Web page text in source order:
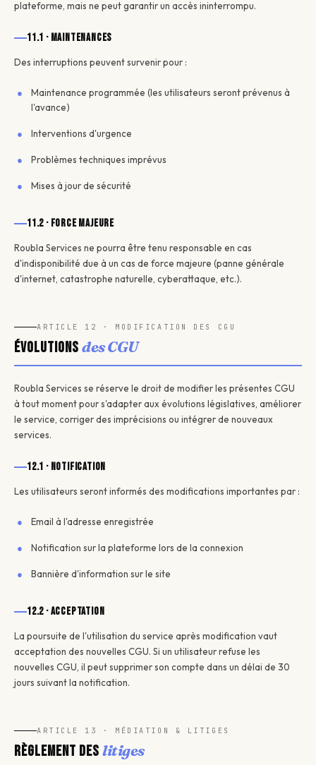
plateforme, mais ne peut garantir un accès ininterrompu.
11.1 · Maintenances
Des interruptions peuvent survenir pour :
Maintenance programmée (les utilisateurs seront prévenus à
l'avance)
Interventions d'urgence
Problèmes techniques imprévus
Mises à jour de sécurité
11.2 · Force majeure
Roubla Services ne pourra être tenu responsable en cas
d'indisponibilité due à un cas de force majeure (panne générale
d'internet, catastrophe naturelle, cyberattaque, etc.).
ARTICLE 12 · MODIFICATION DES CGU
Évolutions des CGU
Roubla Services se réserve le droit de modifier les présentes CGU
à tout moment pour s'adapter aux évolutions législatives, améliorer
le service, corriger des imprécisions ou intégrer de nouveaux
services.
12.1 · Notification
Les utilisateurs seront informés des modifications importantes par :
Email à l'adresse enregistrée
Notification sur la plateforme lors de la connexion
Bannière d'information sur le site
12.2 · Acceptation
La poursuite de l'utilisation du service après modification vaut
acceptation des nouvelles CGU. Si un utilisateur refuse les
nouvelles CGU, il peut supprimer son compte dans un délai de 30
jours suivant la notification.
ARTICLE 13 · MÉDIATION & LITIGES
Règlement des litiges